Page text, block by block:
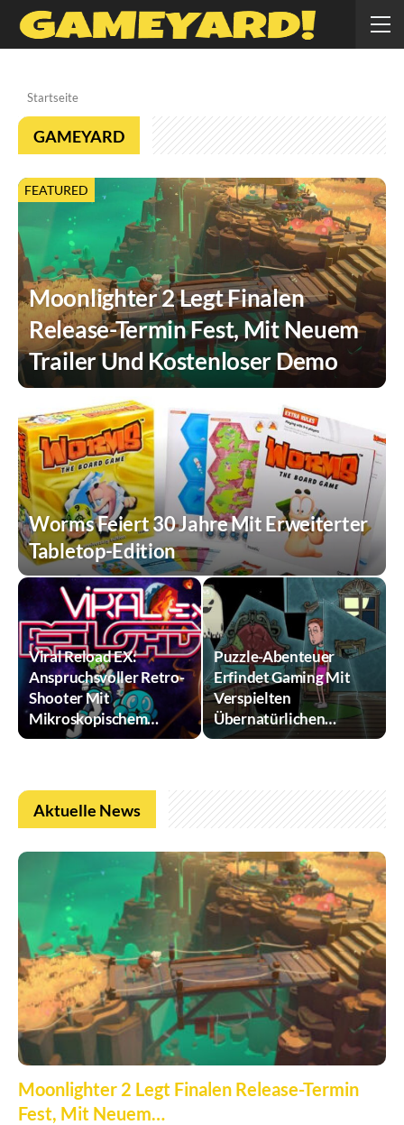
Startseite
GAMEYARD
FEATURED
Moonlighter 2 Legt Finalen
Release-Termin Fest, Mit Neuem
Trailer Und Kostenloser Demo
Worms Feiert 30 Jahre Mit Erweiterter
Tabletop-Edition
Viral Reload EX:
Anspruchsvoller Retro-
Shooter Mit
Mikroskopischem…
Puzzle-Abenteuer
Erfindet Gaming Mit
Verspielten
Übernatürlichen…
Aktuelle News
Moonlighter 2 Legt Finalen Release-Termin
Fest, Mit Neuem…